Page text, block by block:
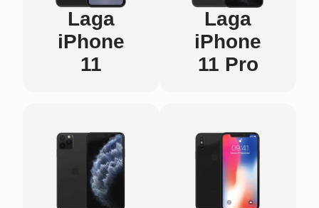
Laga
iPhone
11
Laga
iPhone
11 Pro